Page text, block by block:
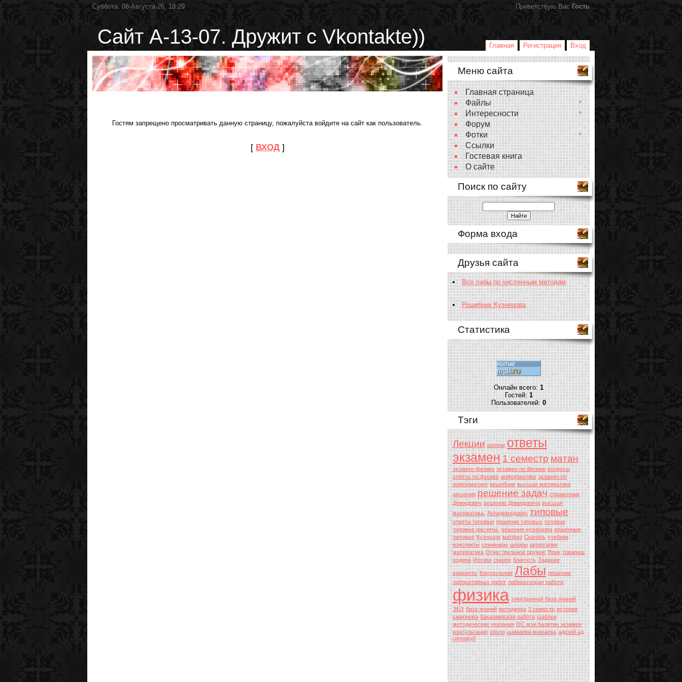
Суббота, 08-Августа-26, 18:29 Приветствую Вас Гость
Сайт А-13-07. Дружит с Vkontakte)) Главная Регистрация Вход
Гостям запрещено просматривать данную страницу, пожалуйста войдите на сайт как пользователь.
[ ВХОД]
Меню сайта
Главная страница
Файлы
Интересности
Форум
Фотки
Ссылки
Гостевая книга
О сайте
Поиск по сайту
Форма входа
Друзья сайта
Все лабы по численным методам
Решебник Кузнецова
Статистика
Онлайн всего:1
Гостей:1
Пользователей:0
Тэги
Лекции шопры ответы
экзамен1 семестрматан
экзамен физика экзамен по физике вопросы
ответы по физике информатика экзамен по
информатике решебник высшая математика
решения решение задач справочник
Демидович решение Демидовича высшая
математика. Антидемидович типовые
ответы типовые решение типовых готовые
типовые расчеты. решение кузнецова решенные
типовые Кузнецов матфиз Скачать учебник
конспекты семинары шпоры шпоргалки
математика Огнестрельное оружие Ярик товарищ
родина Иегова сканер благость Задание
варианты Контрольная Лабы решение
лабораторных работ лаборатнорая работа
физика электронная база знаний
ЭБЗ база знаний методичка 2 семестр история
смирнова бакалаврская работа шаблон
методические указания ОС мэи Калитин экзамен
консультация ололо шамаева-мамаева адский ад
гиперкуб